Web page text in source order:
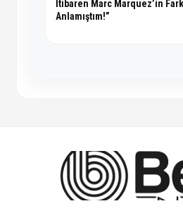
İtibaren Marc Marquez’in
Anlamıştım!”